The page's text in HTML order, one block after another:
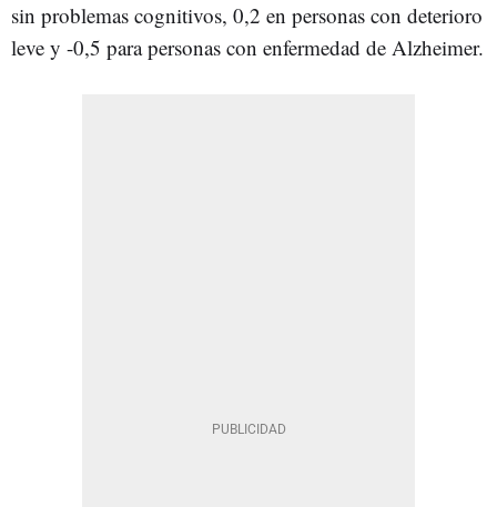
sin problemas cognitivos, 0,2 en personas con deterioro
leve y -0,5 para personas con enfermedad de Alzheimer.